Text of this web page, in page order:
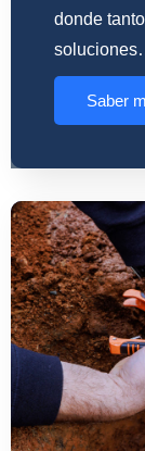
donde
Saber